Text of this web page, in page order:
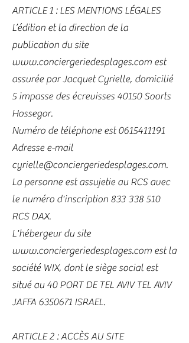
ARTICLE 1 : LES MENTIONS LÉGALES
L’édition et la direction de la
publication du site
www.conciergeriedesplages.com est
assurée par Jacquet Cyrielle, domicilié
5 impasse des écrevisses 40150 Soorts
Hossegor.
Numéro de téléphone est 0615411191
Adresse e-mail
cyrielle@conciergeriedesplages.com.
La personne est assujetie au RCS avec
le numéro d'inscription 833 338 510
RCS DAX.
L'hébergeur du site
www.conciergeriedesplages.com est la
société WIX, dont le siège social est
situé au 40 PORT DE TEL AVIV TEL AVIV
JAFFA 6350671 ISRAEL.
ARTICLE 2 : ACCÈS AU SITE